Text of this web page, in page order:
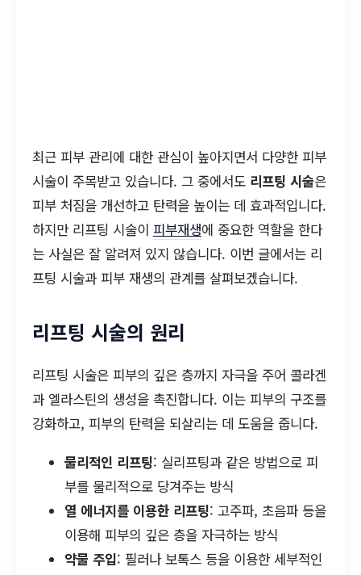
최근 피부 관리에 대한 관심이 높아지면서 다양한 피부
시술이 주목받고 있습니다. 그 중에서도 리프팅 시술은
피부 처짐을 개선하고 탄력을 높이는 데 효과적입니다.
하지만 리프팅 시술이 피부재생에 중요한 역할을 한다
는 사실은 잘 알려져 있지 않습니다. 이번 글에서는 리
프팅 시술과 피부 재생의 관계를 살펴보겠습니다.
리프팅 시술의 원리
리프팅 시술은 피부의 깊은 층까지 자극을 주어 콜라겐
과 엘라스틴의 생성을 촉진합니다. 이는 피부의 구조를
강화하고, 피부의 탄력을 되살리는 데 도움을 줍니다.
물리적인 리프팅: 실리프팅과 같은 방법으로 피
부를 물리적으로 당겨주는 방식
열 에너지를 이용한 리프팅: 고주파, 초음파 등을
이용해 피부의 깊은 층을 자극하는 방식
약물 주입: 필러나 보톡스 등을 이용한 세부적인